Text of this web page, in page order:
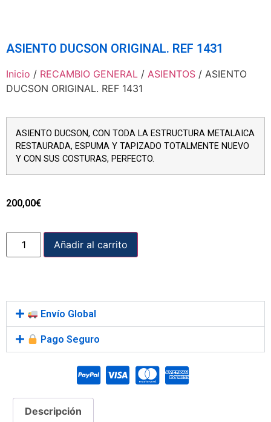
ASIENTO DUCSON ORIGINAL. REF 1431
Inicio / RECAMBIO GENERAL / ASIENTOS / ASIENTO
DUCSON ORIGINAL. REF 1431
ASIENTO DUCSON, CON TODA LA ESTRUCTURA METALAICA
RESTAURADA, ESPUMA Y TAPIZADO TOTALMENTE NUEVO
Y CON SUS COSTURAS, PERFECTO.
200,00€
Añadir al carrito
Envío Global
Pago Seguro
Descripción